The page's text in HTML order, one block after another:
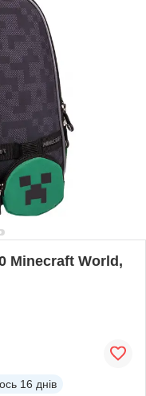
Minecraft World,
16 днів